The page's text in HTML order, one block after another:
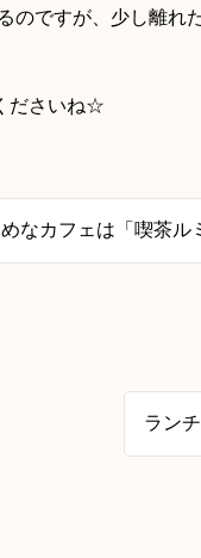
のですが、少し離れ
ださいね☆
なカフェは「喫茶
ラン